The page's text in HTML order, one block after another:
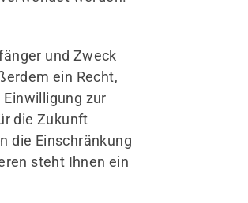
und Zweck
ein Recht,
zur
die Zukunft
die Einschränkung
steht Ihnen ein